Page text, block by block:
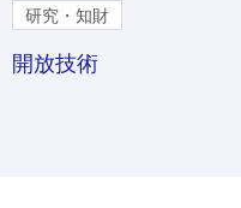
研究・知財
開放技術